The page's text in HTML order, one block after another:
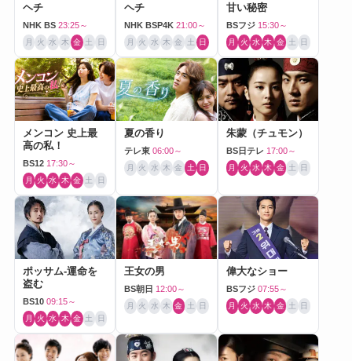
ヘチ
NHK BS 23:25～
月 火 水 木 金 土 日
ヘチ
NHK BSP4K 21:00～
月 火 水 木 金 土 日
甘い秘密
BSフジ 15:30～
月 火 水 木 金 土 日
メンコン 史上最
高の私！
BS12 17:30～
月 火 水 木 金 土 日
夏の香り
テレ東 06:00～
月 火 水 木 金 土 日
朱蒙（チュモン）
BS日テレ 17:00～
月 火 水 木 金 土 日
ポッサム-運命を
盗む
BS10 09:15～
月 火 水 木 金 土 日
王女の男
BS朝日 12:00～
月 火 水 木 金 土 日
偉大なショー
BSフジ 07:55～
月 火 水 木 金 土 日